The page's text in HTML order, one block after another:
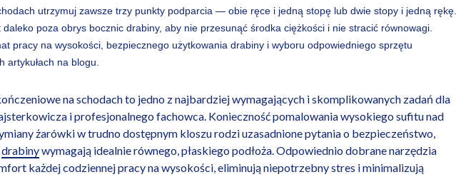
utrzymuj zawsze trzy punkty podparcia — obie ręce i jedną stopę lub dwie stopy i jedną rękę.
daleko poza obrys bocznic drabiny, aby nie przesunąć środka ciężkości i nie stracić równowagi.
pracy na wysokości, bezpiecznego użytkowania drabiny i wyboru odpowiedniego sprzętu
artykułach na blogu.
na schodach to jedno z najbardziej wymagających i skomplikowanych zadań dla
i profesjonalnego fachowca. Konieczność pomalowania wysokiego sufitu nad
żarówki w trudno dostępnym kloszu rodzi uzasadnione pytania o bezpieczeństwo,
drabinywymagają idealnie równego, płaskiego podłoża. Odpowiednio dobrane narzędzia
każdej codziennej pracy na wysokości, eliminują niepotrzebny stres i minimalizują